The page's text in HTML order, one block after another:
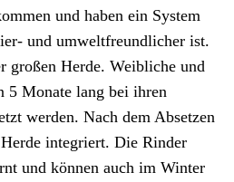
und haben ein System
und umweltfreundlicher ist.
großen Herde. Weibliche und
5 Monate lang bei ihren
werden. Nach dem Absetzen
integriert. Die Rinder
und können auch im Winter